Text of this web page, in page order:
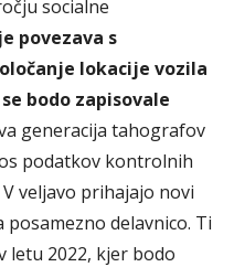
socialne
povezava s
lokacije vozila
bodo zapisovale
generacija tahografov
podatkov kontrolnih
veljavo prihajajo novi
delavnico. Ti
letu 2022, kjer bodo